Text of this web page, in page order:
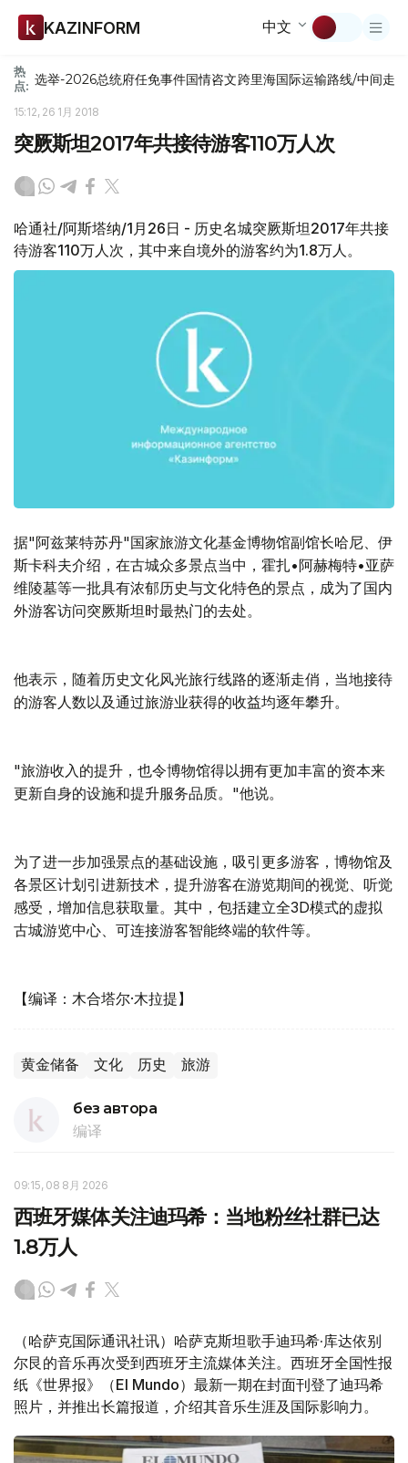
KAZINFORM 中文
热
点: 选举-2026总统府任免事件国情咨文跨里海国际运输路线/中间走廊
15:12, 26 1月 2018
突厥斯坦2017年共接待游客110万人次
哈通社/阿斯塔纳/1月26日 - 历史名城突厥斯坦2017年共接
待游客110万人次，其中来自境外的游客约为1.8万人。
据"阿兹莱特苏丹"国家旅游文化基金博物馆副馆长哈尼、伊
斯卡科夫介绍，在古城众多景点当中，霍扎•阿赫梅特•亚萨
维陵墓等一批具有浓郁历史与文化特色的景点，成为了国内
外游客访问突厥斯坦时最热门的去处。
他表示，随着历史文化风光旅行线路的逐渐走俏，当地接待
的游客人数以及通过旅游业获得的收益均逐年攀升。
"旅游收入的提升，也令博物馆得以拥有更加丰富的资本来
更新自身的设施和提升服务品质。"他说。
为了进一步加强景点的基础设施，吸引更多游客，博物馆及
各景区计划引进新技术，提升游客在游览期间的视觉、听觉
感受，增加信息获取量。其中，包括建立全3D模式的虚拟
古城游览中心、可连接游客智能终端的软件等。
【编译：木合塔尔·木拉提】
黄金储备 文化 历史 旅游
без автора
编译
09:15, 08 8月 2026
西班牙媒体关注迪玛希：当地粉丝社群已达
1.8万人
（哈萨克国际通讯社讯）哈萨克斯坦歌手迪玛希·库达依别
尔艮的音乐再次受到西班牙主流媒体关注。西班牙全国性报
纸《世界报》（El Mundo）最新一期在封面刊登了迪玛希
照片，并推出长篇报道，介绍其音乐生涯及国际影响力。